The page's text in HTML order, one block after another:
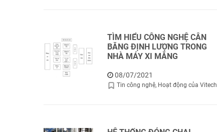
TÌM HIỂU CÔNG NGHỆ CÂN
BĂNG ĐỊNH LƯỢNG TRONG
NHÀ MÁY XI MĂNG
08/07/2021
Tin công nghệ Hoạt động của Vitech